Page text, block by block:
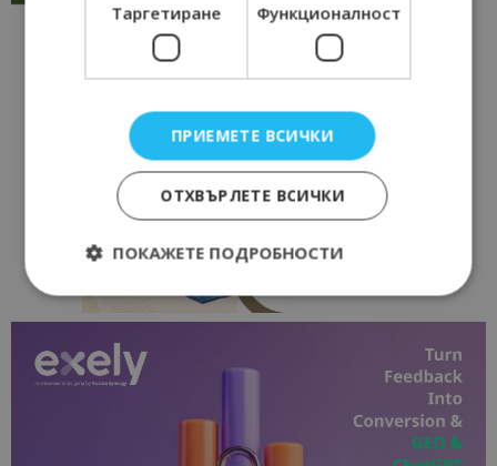
Таргетиране Функционалност
ПРИЕМЕТЕ ВСИЧКИ
ОТХВЪРЛЕТЕ ВСИЧКИ
ПОКАЖЕТЕ ПОДРОБНОСТИ
Таргетиране
Функционалност
Строго необходимите бисквитки позволяват
основната функционалност на уебсайта, като
потребителско влизане и управление на